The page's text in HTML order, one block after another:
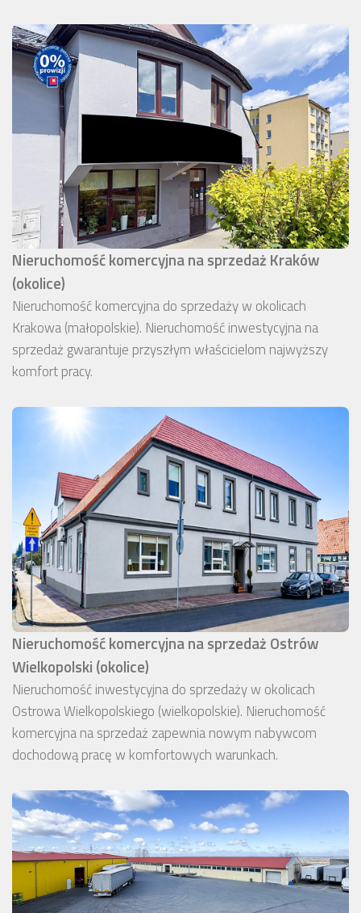
Nieruchomość komercyjna na sprzedaż Kraków
(okolice)
Nieruchomość komercyjna do sprzedaży w okolicach
Krakowa (małopolskie). Nieruchomość inwestycyjna na
sprzedaż gwarantuje przyszłym właścicielom najwyższy
komfort pracy.
Nieruchomość komercyjna na sprzedaż Ostrów
Wielkopolski (okolice)
Nieruchomość inwestycyjna do sprzedaży w okolicach
Ostrowa Wielkopolskiego (wielkopolskie). Nieruchomość
komercyjna na sprzedaż zapewnia nowym nabywcom
dochodową pracę w komfortowych warunkach.